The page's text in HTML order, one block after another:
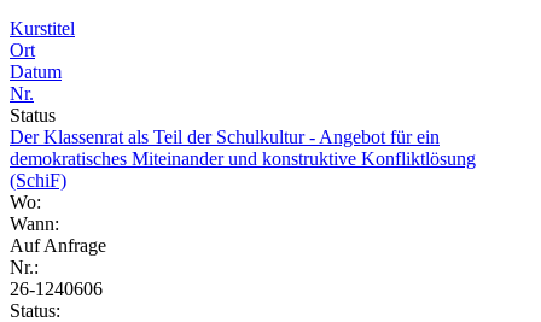
Kurstitel
Ort
Datum
Nr.
Status
Der Klassenrat als Teil der Schulkultur - Angebot für ein
demokratisches Miteinander und konstruktive Konfliktlösung
(SchiF)
Wo:
Wann:
Auf Anfrage
Nr.:
26-1240606
Status: